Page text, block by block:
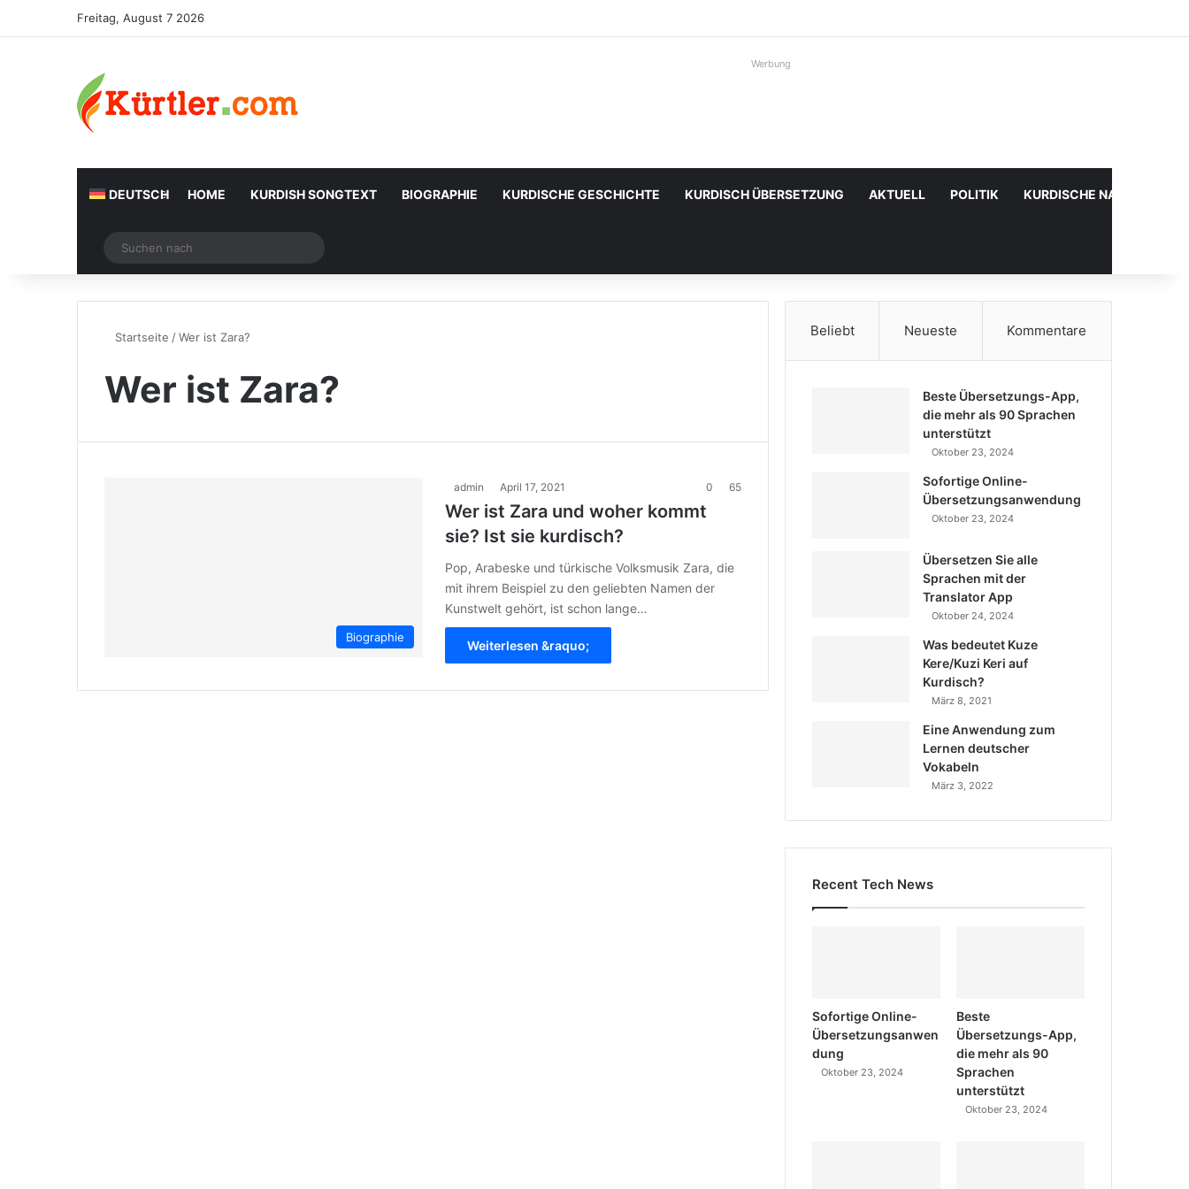
Freitag, August 7 2026
Werbung
DEUTSCH HOME KURDISH SONGTEXT BIOGRAPHIE KURDISCHE GESCHICHTE KURDISCH ÜBERSETZUNG AKTUELL POLITIK KURDISCHE
Zufälliger Artikel
nach
Startseite /Wer ist Zara?
Wer ist Zara?
Biographie
admin April 17, 2021 0 65
Wer ist Zara und woher kommt
sie? Ist sie kurdisch?
Pop, Arabeske und türkische Volksmusik Zara, die
mit ihrem Beispiel zu den geliebten Namen der
Kunstwelt gehört, ist schon lange…
Weiterlesen &raquo;
Beliebt Neueste Kommentare
Beste Übersetzungs-App,
die mehr als 90 Sprachen
unterstützt
Oktober 23, 2024
Sofortige Online-
Übersetzungsanwendung
Oktober 23, 2024
Übersetzen Sie alle
Sprachen mit der
Translator App
Oktober 24, 2024
Was bedeutet Kuze
Kere/Kuzi Keri auf
Kurdisch?
März 8, 2021
Eine Anwendung zum
Lernen deutscher
Vokabeln
März 3, 2022
Recent Tech News
Sofortige Online-
Übersetzungsanwen
dung
Oktober 23, 2024
Beste
Übersetzungs-App,
die mehr als 90
Sprachen
unterstützt
Oktober 23, 2024